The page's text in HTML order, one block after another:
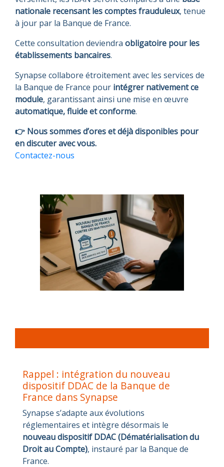
nationale recensant les comptes frauduleux, tenue
à jour par la Banque de France.
Cette consultation deviendra obligatoire pour les
établissements bancaires.
Synapse collabore étroitement avec les services de
la Banque de France pour intégrer nativement ce
module, garantissant ainsi une mise en œuvre
automatique, fluide et conforme.
👉 Nous sommes d’ores et déjà disponibles pour
en discuter avec vous.
Contactez-nous
Rappel : intégration du nouveau
dispositif DDAC de la Banque de
France dans Synapse
Synapse s’adapte aux évolutions
réglementaires et intègre désormais le
nouveau dispositif DDAC (Dématérialisation du
Droit au Compte), instauré par la Banque de
France.